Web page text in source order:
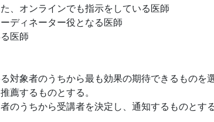
オンラインでも指示をしている医師
ディネーター役となる医師
医師
対象者のうちから最も効果の期待できるものを
薦するものとする。
うちから受講者を決定し、通知するものとする